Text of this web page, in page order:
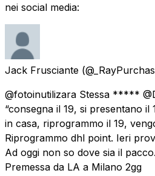
nei social media:
Jack Frusciante
@fotoinutilizara Stessa *****
“consegna il 19, si presentano il
in casa, riprogrammo il 19,
Riprogrammo dhl point. Ieri
Ad oggi non so dove sia il
Premessa da LA a Milano 2gg